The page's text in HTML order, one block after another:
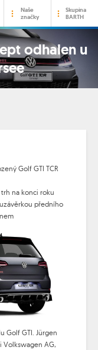
Naše
značky
Skupina
BARTH
odhalen u
Golf GTI TCR
na konci roku
předního
Golf GTI. Jürgen
Volkswagen AG,